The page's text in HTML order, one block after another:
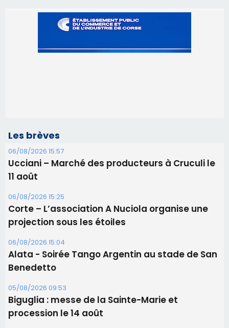
Les brèves
06/08/2026 15:57
Ucciani – Marché des producteurs à Cruculi le
11 août
06/08/2026 15:25
Corte – L’association A Nuciola organise une
projection sous les étoiles
06/08/2026 15:04
Alata - Soirée Tango Argentin au stade de San
Benedetto
05/08/2026 09:53
Biguglia : messe de la Sainte-Marie et
procession le 14 août